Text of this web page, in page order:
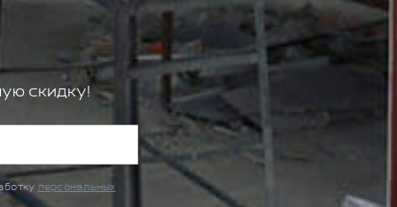
скидку!
персональных